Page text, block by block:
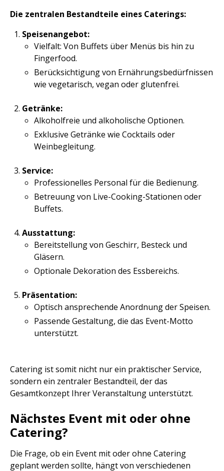
Die zentralen Bestandteile eines Caterings:
Speisenangebot:
Vielfalt: Von Buffets über Menüs bis hin zu
Fingerfood.
Berücksichtigung von Ernährungsbedürfnissen
wie vegetarisch, vegan oder glutenfrei.
Getränke:
Alkoholfreie und alkoholische Optionen.
Exklusive Getränke wie Cocktails oder
Weinbegleitung.
Service:
Professionelles Personal für die Bedienung.
Betreuung von Live-Cooking-Stationen oder
Buffets.
Ausstattung:
Bereitstellung von Geschirr, Besteck und
Gläsern.
Optionale Dekoration des Essbereichs.
Präsentation:
Optisch ansprechende Anordnung der Speisen.
Passende Gestaltung, die das Event-Motto
unterstützt.
Catering ist somit nicht nur ein praktischer Service,
sondern ein zentraler Bestandteil, der das
Gesamtkonzept Ihrer Veranstaltung unterstützt.
Nächstes Event mit oder ohne
Catering?
Die Frage, ob ein Event mit oder ohne Catering
geplant werden sollte, hängt von verschiedenen